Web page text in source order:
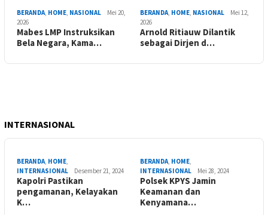
BERANDA, HOME, NASIONAL
Mei 20,
2026
Mabes LMP Instruksikan
Bela Negara, Kama…
BERANDA, HOME, NASIONAL
Mei 12,
2026
Arnold Ritiauw Dilantik
sebagai Dirjen d…
INTERNASIONAL
BERANDA, HOME,
INTERNASIONAL
Desember 21, 2024
Kapolri Pastikan
pengamanan, Kelayakan
K…
BERANDA, HOME,
INTERNASIONAL
Mei 28, 2024
Polsek KPYS Jamin
Keamanan dan
Kenyamana…